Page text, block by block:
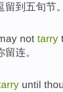
留到 五旬节
not tarry
留连。
until